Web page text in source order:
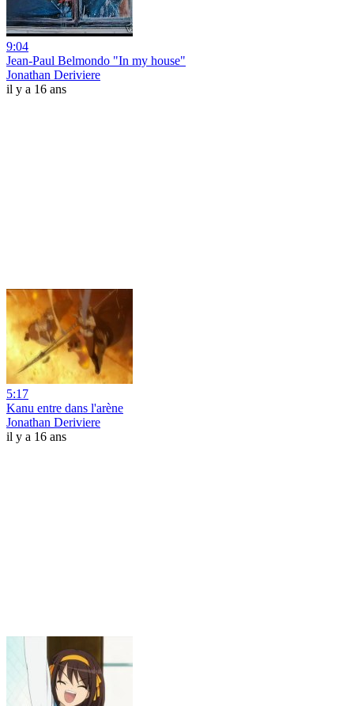
9:04
Jean-Paul Belmondo "In my house"
Jonathan Deriviere
il y a 16 ans
5:17
Kanu entre dans l'arène
Jonathan Deriviere
il y a 16 ans